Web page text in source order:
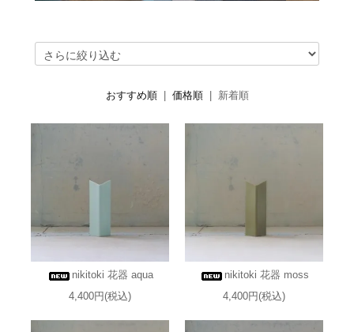
おすすめ順| 価格順| 新着順
nikitoki 花器 aqua
4,400円(税込)
nikitoki 花器 moss
4,400円(税込)